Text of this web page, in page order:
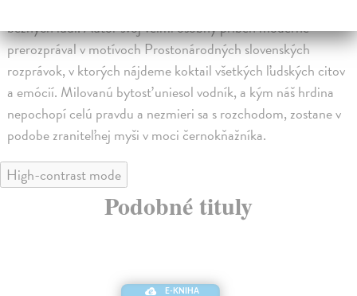
vymyslené, ale mýtické bytosti existujú skryté pred zrakom
bežných ľudí. Autor svoj veľmi osobný príbeh moderne
prerozprával v motívoch Prostonárodných slovenských
rozprávok, v ktorých nájdeme koktail všetkých ľudských citov
a emócií. Milovanú bytosť uniesol vodník, a kým náš hrdina
nepochopí celú pravdu a nezmieri sa s rozchodom, zostane v
podobe zraniteľnej myši v moci černokňažníka.
High-contrast mode
Podobné tituly
E-KNIHA